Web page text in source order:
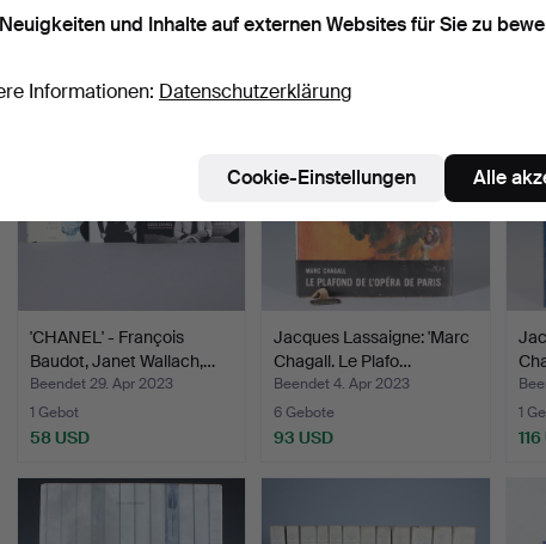
1 Gebot
1 Gebot
1
'CHANEL' - François
Baudot, Janet Wallach,…
Beendet 29. Apr 2023
1 Gebot
58 USD
Jacques Lassaigne: 'Marc
Chagall. Le Plafo…
Beendet 4. Apr 2023
6 Gebote
93 USD
1
Neuigkeiten und Inhalte auf externen Websites für Sie zu
Informationen: Datenschutzerklärung
Cookie-Einstellungen Alle